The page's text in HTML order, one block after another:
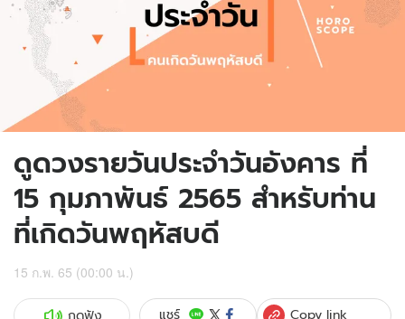
ดูดวงรายวันประจำวันอังคาร ที่
15 กุมภาพันธ์ 2565 สำหรับท่าน
ที่เกิดวันพฤหัสบดี
15 ก.พ. 65 (00:00 น.)
กดฟัง แชร์ Copy link